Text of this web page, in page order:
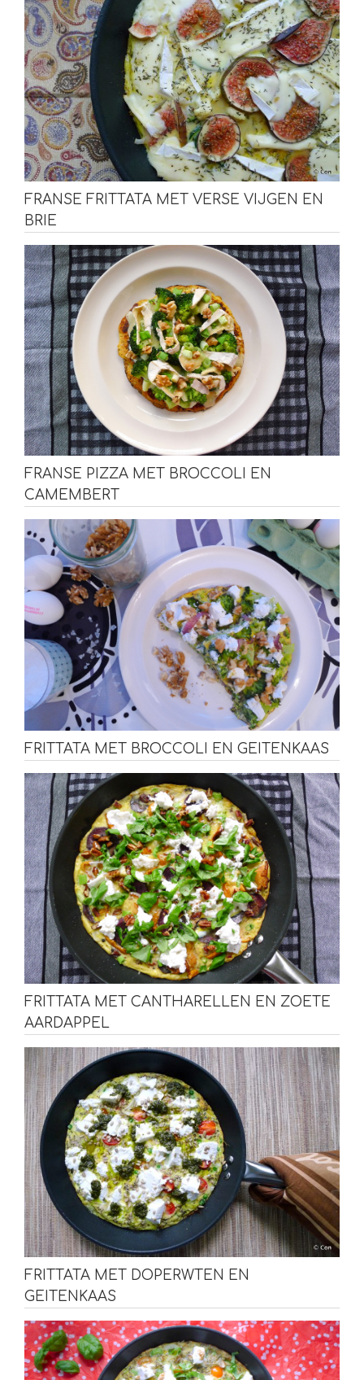
FRANSE FRITTATA MET VERSE VIJGEN EN
BRIE
FRANSE PIZZA MET BROCCOLI EN
CAMEMBERT
FRITTATA MET BROCCOLI EN GEITENKAAS
FRITTATA MET CANTHARELLEN EN ZOETE
AARDAPPEL
FRITTATA MET DOPERWTEN EN
GEITENKAAS